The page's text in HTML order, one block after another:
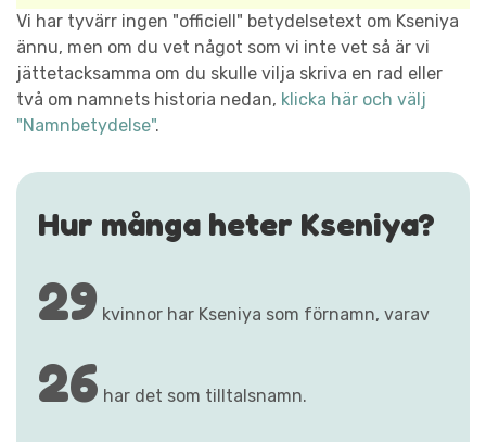
Vi har tyvärr ingen "officiell" betydelsetext om Kseniya
ännu, men om du vet något som vi inte vet så är vi
jättetacksamma om du skulle vilja skriva en rad eller
två om namnets historia nedan, klicka här och välj
"Namnbetydelse".
Hur många heter Kseniya?
29 kvinnor har Kseniya som förnamn, varav
26 har det som tilltalsnamn.